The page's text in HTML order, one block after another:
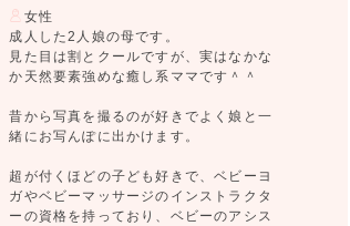
女性
成人した2人娘の母です。
見た目は割とクールですが、実はなかな
か天然要素強めな癒し系ママです＾＾
昔から写真を撮るのが好きでよく娘と一
緒にお写んぽに出かけます。
超が付くほどの子ども好きで、ベビーヨ
ガやベビーマッサージのインストラクタ
ーの資格を持っており、ベビーのアシス